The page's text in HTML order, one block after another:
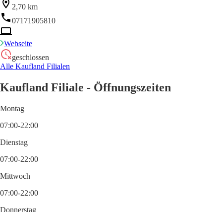
2,70 km
07171905810
Webseite
geschlossen
Alle Kaufland Filialen
Kaufland Filiale - Öffnungszeiten
Montag
07:00-22:00
Dienstag
07:00-22:00
Mittwoch
07:00-22:00
Donnerstag